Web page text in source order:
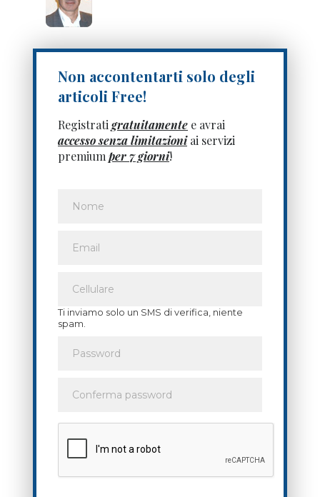
Non accontentarti solo degli
articoli Free!
Registratigratuitamente e avrai
accesso senza limitazioniai servizi
premiumper 7 giorni!
Ti inviamo solo un SMS di verifica, niente
spam.